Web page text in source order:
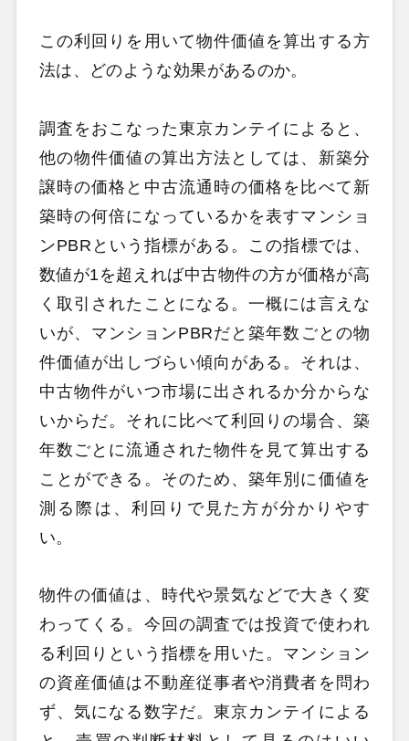
この利回りを用いて物件価値を算出する方
法は、どのような効果があるのか。
調査をおこなった東京カンテイによると、
他の物件価値の算出方法としては、新築分
譲時の価格と中古流通時の価格を比べて新
築時の何倍になっているかを表すマンショ
ンPBRという指標がある。この指標では、
数値が1を超えれば中古物件の方が価格が高
く取引されたことになる。一概には言えな
いが、マンションPBRだと築年数ごとの物
件価値が出しづらい傾向がある。それは、
中古物件がいつ市場に出されるか分からな
いからだ。それに比べて利回りの場合、築
年数ごとに流通された物件を見て算出する
ことができる。そのため、築年別に価値を
測る際は、利回りで見た方が分かりやす
い。
物件の価値は、時代や景気などで大きく変
わってくる。今回の調査では投資で使われ
る利回りという指標を用いた。マンション
の資産価値は不動産従事者や消費者を問わ
ず、気になる数字だ。東京カンテイによる